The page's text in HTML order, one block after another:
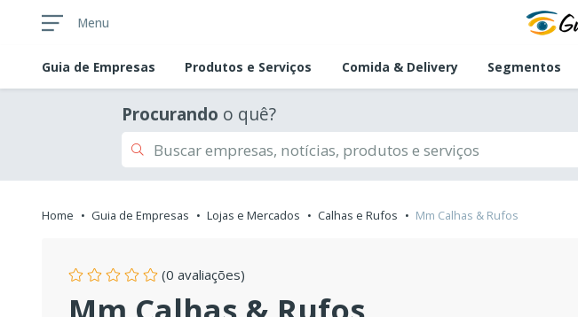
Menu
Guia de Empresas Produtos e Serviços Comida & Delivery Segmentos
Procurando o quê?
Home Guia de Empresas Lojas e Mercados Calhas e Rufos Mm Calhas & Rufos
(0 avaliações)